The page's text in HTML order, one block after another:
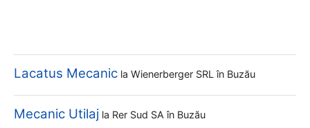
Lacatus Mecanic la Wienerberger SRL în Buzău
Mecanic Utilaj la Rer Sud SA în Buzău